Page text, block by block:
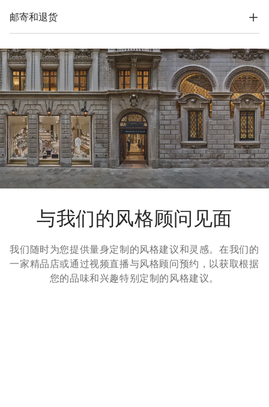
54% 棉, 46% 亚麻
料制作，整个包装设计基于自立结构，可以用于储存和再使用，
并可平整存放在非常小的空间。
邮寄和退货
我们所有服装的寄送都是免费的。全球快递从周一到周五执行，
一般在5个工作日内送达。有关交货时间的更多信息，请参考运
输页面。
退货方式
我们很乐意为您免费提供7天退货，30天换货服务。更多信息，
请参考退货页面。
与我们的风格顾问见面
我们随时为您提供量身定制的风格建议和灵感。在我们的
一家精品店或通过视频直播与风格顾问预约，以获取根据
您的品味和兴趣特别定制的风格建议。